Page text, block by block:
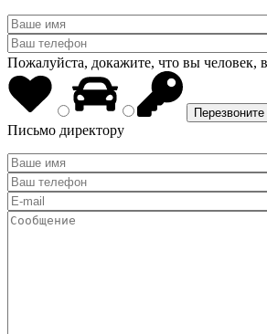
Пожалуйста, докажите, что вы человек,
Письмо директору